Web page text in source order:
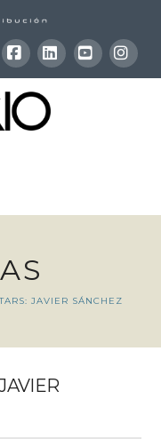
Facebook
LinkedInYouTube
JAVIER SÁNCHEZ